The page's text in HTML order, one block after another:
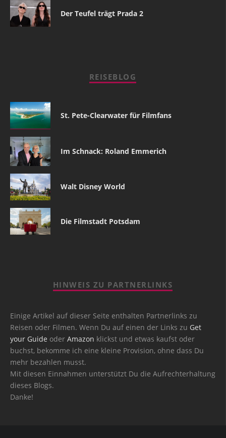
Der Teufel trägt Prada 2
REISEBLOG
St. Pete-Clearwater für Filmfans
Im Schnack: Roland Emmerich
Walt Disney World
Die Filmstadt Potsdam
HINWEIS ZU PARTNERLINKS
Einige Artikel auf dieser Seite enthalten Partnerlinks zu
Reisen oder Filmen. Wenn Du auf einen der Links zu Get
your Guide oder Amazon klickst und etwas kaufst oder
buchst, bekomme ich eine kleine Provision, ohne dass Du
mehr bezahlen musst.
Mit diesen Einnahmen unterstützt Du die Aufrechterhaltung
dieses Blogs.
Danke!